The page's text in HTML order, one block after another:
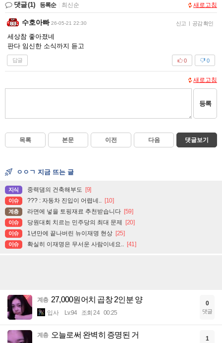
댓글(1) 등록순 최신순 새로고침
수호아빠 26-05-21 22:30 신고 | 공감 확인
세상참 좋아졌네
판다 임신한 소식까지 듣고
답글 0
0
새로고침
등록
목록 본문 이전 다음 댓글보기
ㅇㅇㄱ 지금 뜨는 글
지식 중력댐의 건축해부도 [9]
이슈 ??? : 자동차 진입이 어렵네.. [10]
계층 라면에 넣을 토핑재료 추천받습니다 [59]
이슈 당원대회 치르는 민주당의 최대 문제 [20]
이슈 1년만에 끝나버린 뉴이재명 현상 [25]
이슈 확실히 이재명은 무서운 사람이네요.. [41]
계층 27,000원어치 곱창 2인분 양
입사 Lv.94 조회 24 00:25
0
댓글
계층 오늘로써 완벽히 증명된 거 1